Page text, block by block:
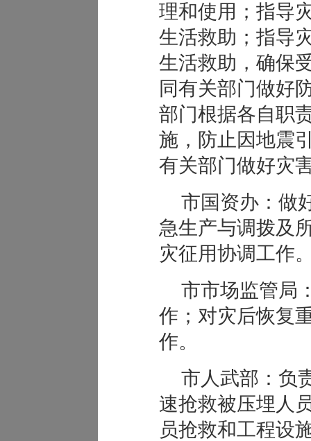
理和使用；指导
生活救助；指导
生活救助，确保
同有关部门做好
部门根据各自职
施，防止因地震
有关部门做好灾
市国资办：做
急生产与调拨及
灾征用协调工作
市市场监管局
作；对灾后恢复
作。
市人武部：负
速抢救被压埋人
员抢救和工程设